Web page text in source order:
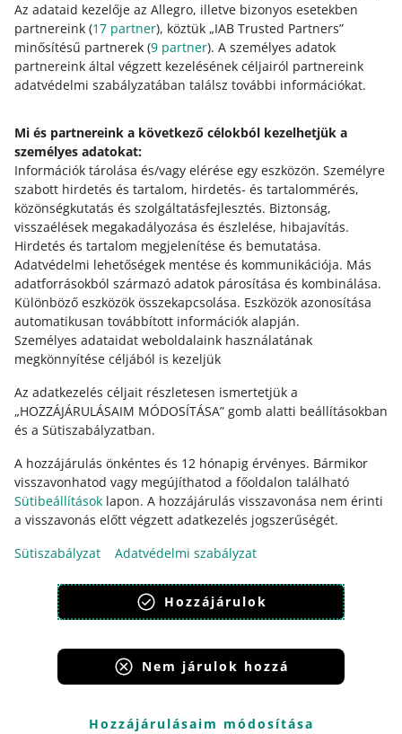
Az adataid kezelője az Allegro, illetve bizonyos esetekben
partnereink (17 partner), köztük „IAB Trusted Partners”
minősítésű partnerek (9 partner). A személyes adatok
partnereink által végzett kezelésének céljairól partnereink
adatvédelmi szabályzatában találsz további információkat.
Mi és partnereink a következő célokból kezelhetjük a
személyes adatokat:
Információk tárolása és/vagy elérése egy eszközön. Személyre
szabott hirdetés és tartalom, hirdetés- és tartalommérés,
közönségkutatás és szolgáltatásfejlesztés. Biztonság,
visszaélések megakadályozása és észlelése, hibajavítás.
Hirdetés és tartalom megjelenítése és bemutatása.
Adatvédelmi lehetőségek mentése és kommunikációja. Más
adatforrásokból származó adatok párosítása és kombinálása.
Különböző eszközök összekapcsolása. Eszközök azonosítása
automatikusan továbbított információk alapján.
Személyes adataidat weboldalaink használatának
megkönnyítése céljából is kezeljük
Az adatkezelés céljait részletesen ismertetjük a
„HOZZÁJÁRULÁSAIM MÓDOSÍTÁSA” gomb alatti beállításokban
és a Sütiszabályzatban.
A hozzájárulás önkéntes és 12 hónapig érvényes. Bármikor
visszavonhatod vagy megújíthatod a főoldalon található
Sütibeállítások lapon. A hozzájárulás visszavonása nem érinti
a visszavonás előtt végzett adatkezelés jogszerűségét.
Sütiszabályzat
Adatvédelmi szabályzat
Hozzájárulok
Nem járulok hozzá
Hozzájárulásaim módosítása
először térítsd vissza vevő részére a befizetést az
Allegro Finance felületen keresztül,
ezután vedd fel velünk a kapcsolatot – kattints a cikk
alatt található kapcsolatfelvételi gombra.
mert ugyanarra a tranzakcióra vonatkozóan egyedül nem
tudsz új kérelmet benyújtani tranzakciós kedvezményre
(jutalék-visszatérítésre) vonatkozóan.
Segítségre van szükséged?
VEDD FEL VELÜNK A KAPCSOLATOT
Ez az oldal más nyelveken is elérhető.
megjelenítés:
Allegro Group Services
Allegro.sk Allegro.hu Onedelivery.cz